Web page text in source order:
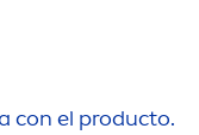
con el producto.